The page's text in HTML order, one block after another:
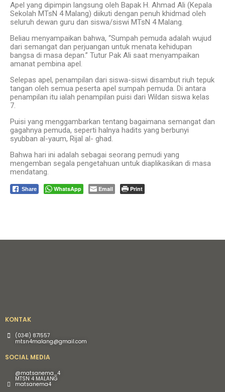
Apel yang dipimpin langsung oleh Bapak H. Ahmad Ali (Kepala
Sekolah MTsN 4 Malang) diikuti dengan penuh khidmad oleh
seluruh dewan guru dan siswa/siswi MTsN 4 Malang.
Beliau menyampaikan bahwa, “Sumpah pemuda adalah wujud
dari semangat dan perjuangan untuk menata kehidupan
bangsa di masa depan.” Tutur Pak Ali saat menyampaikan
amanat pembina apel.
Selepas apel, penampilan dari siswa-siswi disambut riuh tepuk
tangan oleh semua peserta apel sumpah pemuda. Di antara
penampilan itu ialah penampilan puisi dari Wildan siswa kelas
7.
Puisi yang menggambarkan tentang bagaimana semangat dan
gagahnya pemuda, seperti halnya hadits yang berbunyi
syubban al-yaum, Rijal al- ghad.
Bahwa hari ini adalah sebagai seorang pemudi yang
mengemban segala pengetahuan untuk diaplikasikan di masa
mendatang.
Share WhatsApp Email Print
KONTAK
(0341) 871557
mtsn4malang@gmail.com
SOCIAL MEDIA
@matsanema_4
MTSN 4 MALANG
matsanema4